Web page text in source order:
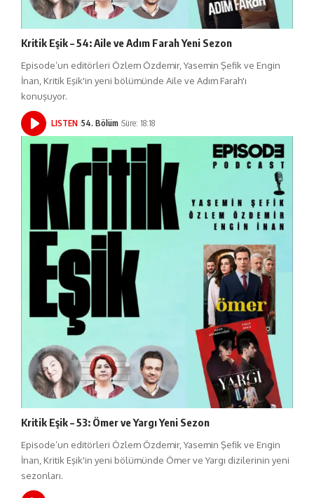
Kritik Eşik – 54: Aile ve Adım Farah Yeni Sezon
Episode’un editörleri Özlem Özdemir, Yasemin Şefik ve Engin
İnan, Kritik Eşik'in yeni bölümünde Aile ve Adım Farah'ı
konuşuyor.
LISTEN 54. Bölüm Süre: 18:18
Kritik Eşik – 53: Ömer ve Yargı Yeni Sezon
Episode’un editörleri Özlem Özdemir, Yasemin Şefik ve Engin
İnan, Kritik Eşik'in yeni bölümünde Ömer ve Yargı dizilerinin yeni
sezonları.